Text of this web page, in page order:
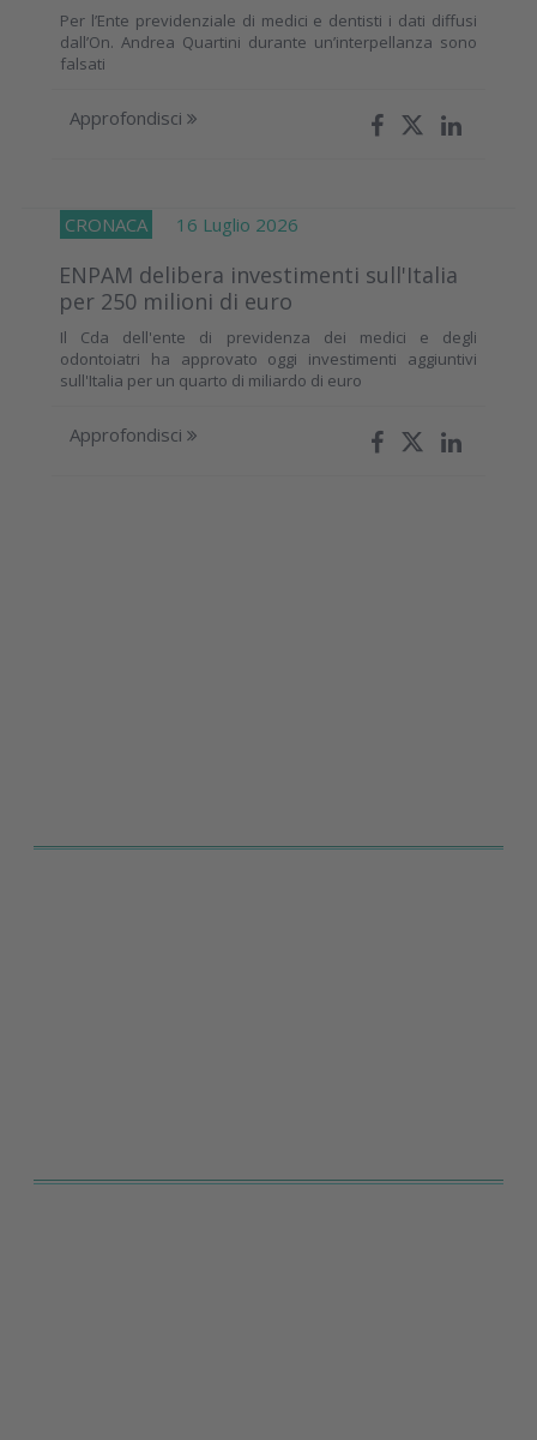
Per l’Ente previdenziale di medici e dentisti i dati diffusi
dall’On. Andrea Quartini durante un’interpellanza sono
falsati
Approfondisci
CRONACA 16 Luglio 2026
ENPAM delibera investimenti sull'Italia
per 250 milioni di euro
Il Cda dell'ente di previdenza dei medici e degli
odontoiatri ha approvato oggi investimenti aggiuntivi
sull'Italia per un quarto di miliardo di euro
Approfondisci